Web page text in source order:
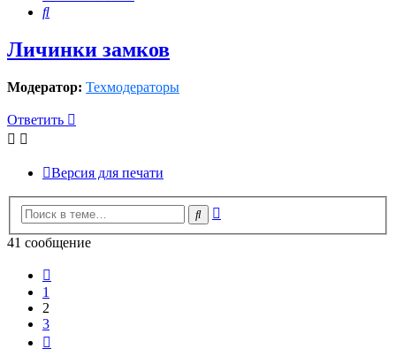
Поиск
Личинки замков
Модератор: Техмодераторы
Ответить
Версия для печати
Поиск
41 сообщение
1
2
3